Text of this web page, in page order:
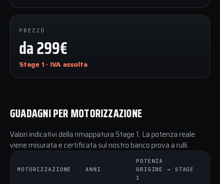
PREZZO
da 299€
Stage 1 · IVA assolta
GUADAGNI PER MOTORIZZAZIONE
Valori indicativi della rimappatura Stage 1. La potenza reale
viene misurata e certificata sul nostro banco prova a rulli.
MOTORIZZAZIONE ANNI
POTENZA
ORIGINE → STAGE
1